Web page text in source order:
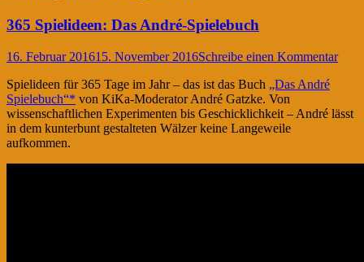
365 Spielideen: Das André-Spielebuch
16. Februar 201615. November 2016Schreibe einen Kommentar
Spielideen für 365 Tage im Jahr – das ist das Buch „Das André
Spielebuch“* von KiKa-Moderator André Gatzke. Von
wissenschaftlichen Experimenten bis Geschicklichkeit – André lässt
in dem kunterbunt gestalteten Wälzer keine Langeweile
aufkommen.